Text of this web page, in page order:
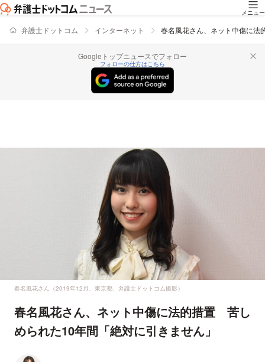
メニュー
弁護士ドットコム インターネット 春名風花さん、ネット中傷に
Googleトップニュースでフォロー
フォローの仕方はこちら
春名風花さん（2019年12月、東京都、弁護士ドットコム撮影）
春名風花さん、ネット中傷に法的措置 苦し
められた10年間「絶対に引きません」